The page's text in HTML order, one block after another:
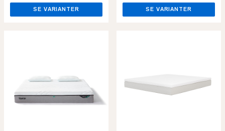
SE VARIANTER SE VARIANTER